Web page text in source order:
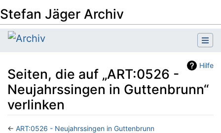
Stefan Jäger Archiv
Hilfe
Seiten, die auf „ART:0526 -
Neujahrssingen in Guttenbrunn“
verlinken
← ART:0526 - Neujahrssingen in Guttenbrunn